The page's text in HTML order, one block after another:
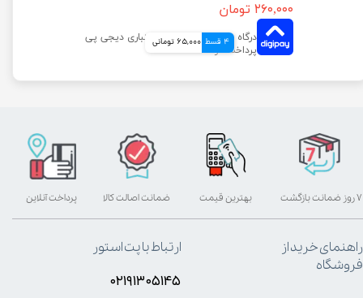
۲۶۰,۰۰۰ تومان
4 قسط 65,000 تومانی
بهترین قیمت پرداخت آنلاین ۷ روز ضمانت بازگشت ضمانت اصالت کالا
راهنمای خرید از
فروشگاه
ارتباط با پت استور
۰۲۱۹۱۳۰۵۱۴۵